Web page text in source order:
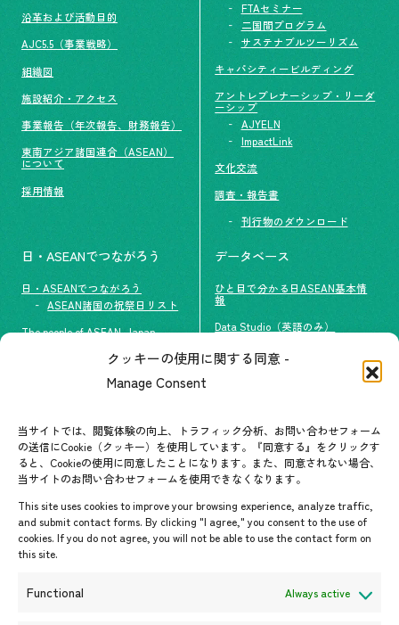
クッキーの使用に関する同意 -
Manage Consent
当サイトでは、閲覧体験の向上、トラフィック分析、お問い合わせフォーム
の送信にCookie（クッキー）を使用しています。『同意する』をクリックす
ると、Cookieの使用に同意したことになります。また、同意されない場合、
当サイトのお問い合わせフォームを使用できなくなります。
This site uses cookies to improve your browsing experience, analyze traffic,
and submit contact forms. By clicking "I agree," you consent to the use of
cookies. If you do not agree, you will not be able to use the contact form on
this site.
Functional Always active
沿革および活動目的
AJC5.5（事業戦略）
組織図
施設紹介・アクセス
事業報告（年次報告、財務報告）
東南アジア諸国連合（ASEAN）
について
採用情報
FTAセミナー
二国間プログラム
サステナブルツーリズム
キャパシティービルディング
アントレプレナーシップ・リーダ
ーシップ
AJYELN
ImpactLink
文化交流
調査・報告書
刊行物のダウンロード
日・ASEANでつながろう
日・ASEANでつながろう
ASEAN諸国の祝祭日リスト
The people of ASEAN-Japan
グループ訪問の受け入れ
ASEANPEDIA
イベント・お知らせ
開催中・開催予定のイベント
イベント案内
データベース
ひと目で分かる日ASEAN基本情
報
Data Studio（英語のみ）
お問い合わせ先一覧